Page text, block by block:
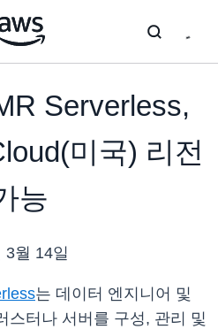
Serverless,
미국) 리전
능
3월 14일
는 데이터 엔지니어 및
스터나 서버를 구성, 관리 및